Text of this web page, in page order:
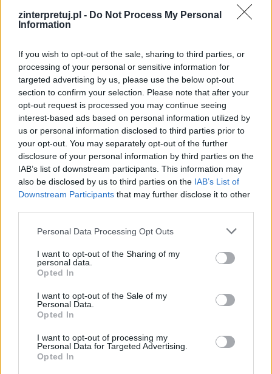
zinterpretuj.pl - Do Not Process My Personal
Information
If you wish to opt-out of the sale, sharing to third parties, or
processing of your personal or sensitive information for
targeted advertising by us, please use the below opt-out
section to confirm your selection. Please note that after your
opt-out request is processed you may continue seeing
interest-based ads based on personal information utilized by
us or personal information disclosed to third parties prior to
your opt-out. You may separately opt-out of the further
disclosure of your personal information by third parties on the
IAB’s list of downstream participants. This information may
also be disclosed by us to third parties on the IAB’s List of
Downstream Participants that may further disclose it to other
Personal Data Processing Opt Outs
I want to opt-out of the Sharing of my
personal data.
Opted In
I want to opt-out of the Sale of my
Personal Data.
Opted In
I want to opt-out of processing my
Personal Data for Targeted Advertising.
Opted In
kierującym się uczuciem do Izabeli Łęckiej. W
jego wnętrzu ścierają się pozytywistyczny
chłodno kalkulować zyski, a jednocześnie traci
majątek z powodu nieszczęśliwej miłości. Jest
patriotą i zesłańcem syberyjskim, ale także
człowiekiem zafascynowanym arystokracją,
która nim gardzi. Czuje się rozdarty między
światem nauki a światem emocji. Jego
sprzeczności prowadzą do kryzysu tożsamości.
Prus pokazuje, że człowiek może jednocześnie
reprezentować dwie epoki i dwa systemy
wartości, co czyni jego naturę niejednoznaczną.
Rodion Raskolnikow
wybitną, stojącą ponad moralnością.
Jednocześnie jest wrażliwy na krzywdę innych i
pomaga najuboższym. Dokonuje zbrodni w imię
idei, ale nie potrafi znieść ciężaru winy. Jego